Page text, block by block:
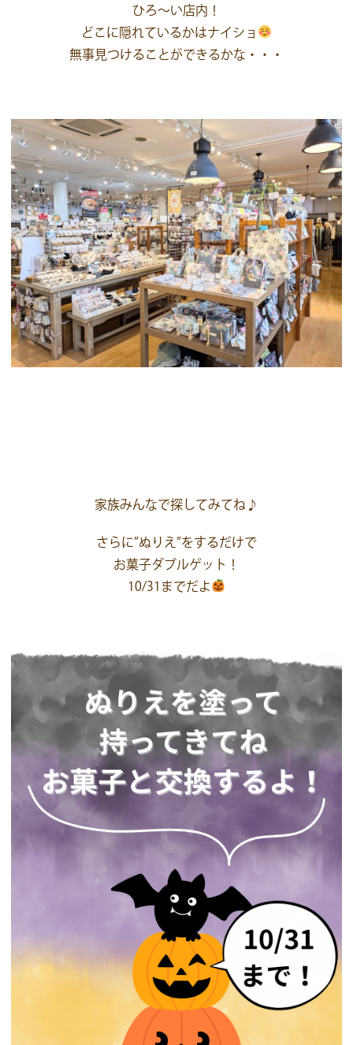
ひろ～い店内！
どこに隠れているかはナイショ
無事見つけることができるかな・・・
家族みんなで探してみてね♪
さらに”ぬりえ”をするだけで
お菓子ダブルゲット！
10/31までだよ